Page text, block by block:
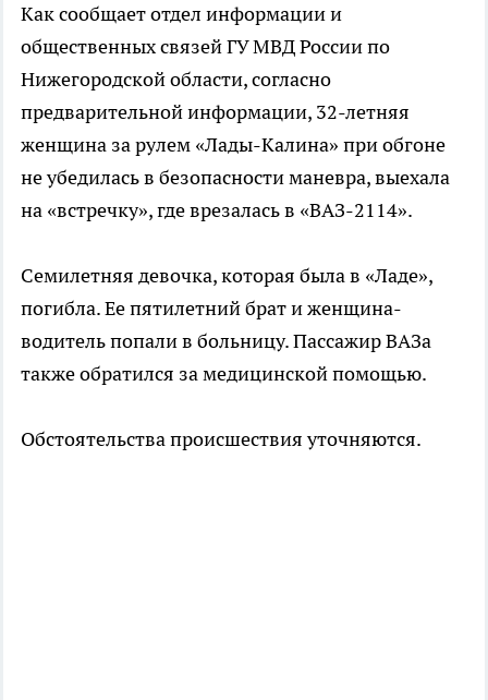
Как сообщает отдел информации и
общественных связей ГУ МВД России по
Нижегородской области, согласно
предварительной информации, 32-летняя
женщина за рулем «Лады-Калина» при обгоне
не убедилась в безопасности маневра, выехала
на «встречку», где врезалась в «ВАЗ-2114».
Семилетняя девочка, которая была в «Ладе»,
погибла. Ее пятилетний брат и женщина-
водитель попали в больницу. Пассажир ВАЗа
также обратился за медицинской помощью.
Обстоятельства происшествия уточняются.